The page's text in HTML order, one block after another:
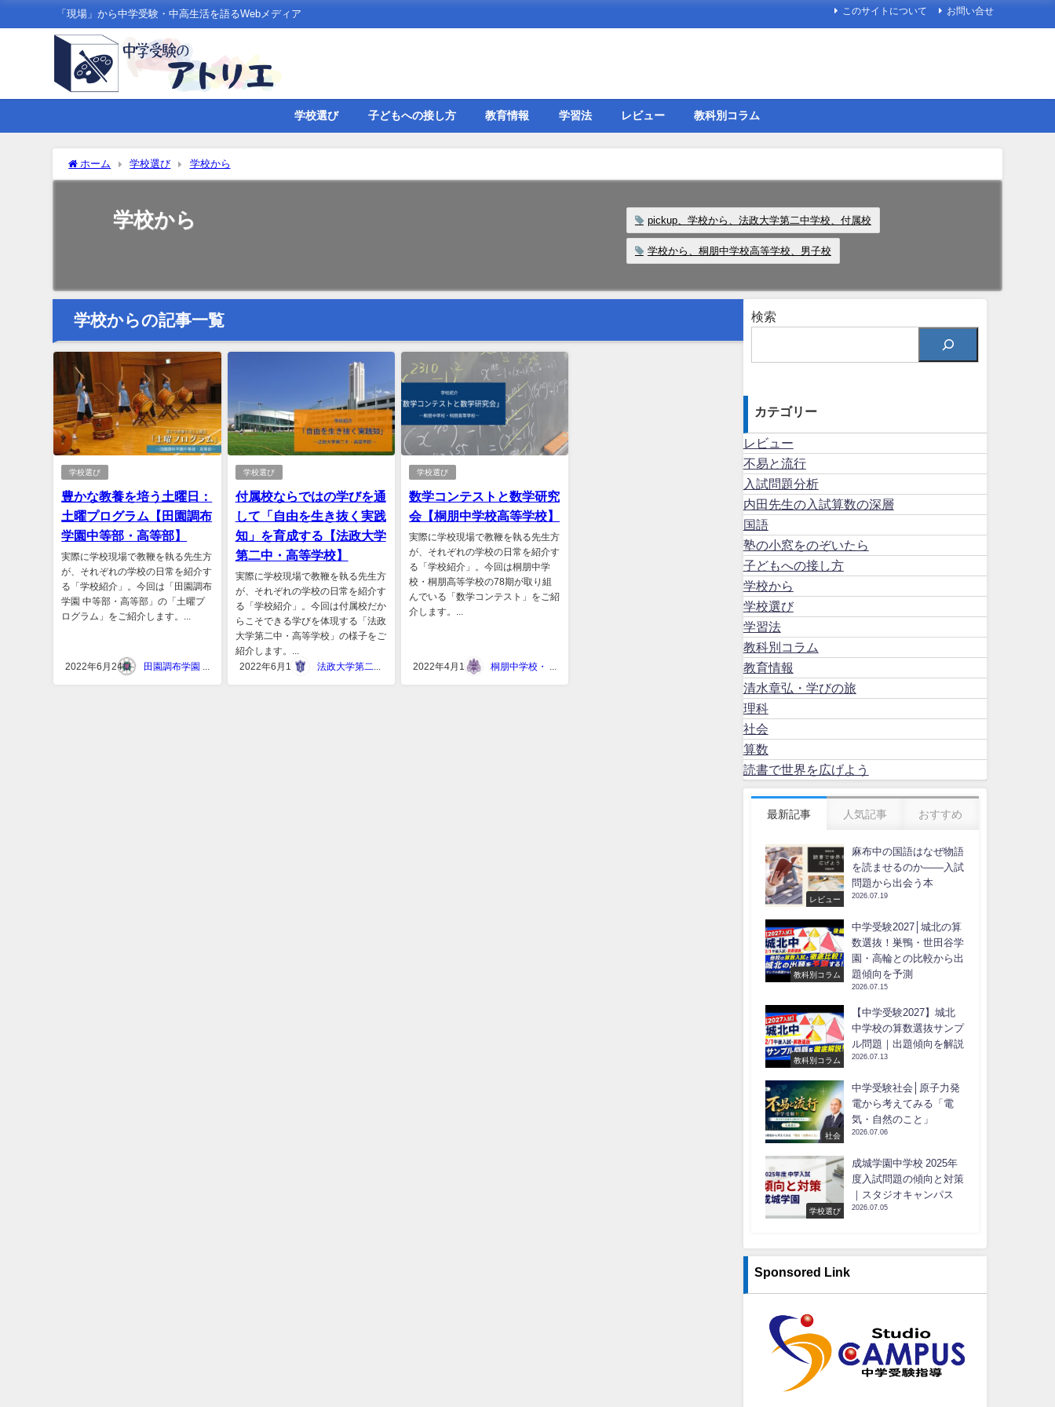
「現場」から中学受験・中高生活を語るWebメディア このサイトについて お問い合せ
学校選び 子どもへの接し方 教育情報 学習法 レビュー 教科別コラム
ホーム 学校選び 学校から
学校から pickup、学校から、法政大学第二中学校、付属校
学校から、桐朋中学校高等学校、男子校
学校からの記事一覧
学校選び
豊かな教養を培う土曜日：
土曜プログラム【田園調布
学園中等部・高等部】
実際に学校現場で教鞭を執る先生方
が、それぞれの学校の日常を紹介す
る「学校紹介」。今回は「田園調布
学園 中等部・高等部」の「土曜プ
ログラム」をご紹介します。...
2022年6月24日
学校選び
付属校ならではの学びを通
して「自由を生き抜く実践
知」を育成する【法政大学
第二中・高等学校】
実際に学校現場で教鞭を執る先生方
が、それぞれの学校の日常を紹介す
る「学校紹介」。今回は付属校だか
らこそできる学びを体現する「法政
大学第二中・高等学校」の様子をご
紹介します。...
2022年6月1日
学校選び
数学コンテストと数学研究
会【桐朋中学校高等学校】
実際に学校現場で教鞭を執る先生方
が、それぞれの学校の日常を紹介す
る「学校紹介」。今回は桐朋中学
校・桐朋高等学校の78期が取り組
んでいる「数学コンテスト」をご紹
介します。...
2022年4月1日
検索
カテゴリー
レビュー
不易と流行
入試問題分析
内田先生の入試算数の深層
国語
塾の小窓をのぞいたら
子どもへの接し方
学校から
学校選び
学習法
教科別コラム
教育情報
清水章弘・学びの旅
理科
社会
算数
読書で世界を広げよう
最新記事 人気記事 おすすめ
レビュー
麻布中の国語はなぜ物語
を読ませるのか――入試
問題から出会う本
2026.07.19
教科別コラム
中学受験2027│城北の算
数選抜！巣鴨・世田谷学
園・高輪との比較から出
題傾向を予測
2026.07.15
教科別コラム
【中学受験2027】城北
中学校の算数選抜サンプ
ル問題｜出題傾向を解説
2026.07.13
社会
中学受験社会│原子力発
電から考えてみる「電
気・自然のこと」
2026.07.06
学校選び
成城学園中学校 2025年
度入試問題の傾向と対策
｜スタジオキャンパス
2026.07.05
Sponsored Link